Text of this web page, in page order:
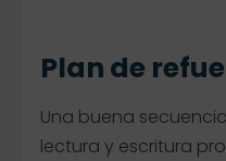
Plan de
Una buena
lectura y escritura